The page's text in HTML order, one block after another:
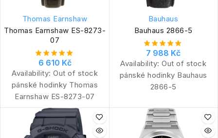
Thomas Earnshaw
Thomas Earnshaw ES-8273-
07
6 610 Kč
Availability: Out of stock
pánské hodinky Thomas
Earnshaw ES-8273-07
Bauhaus
Bauhaus 2866-5
7 988 Kč
Availability: Out of stock
pánské hodinky Bauhaus
2866-5